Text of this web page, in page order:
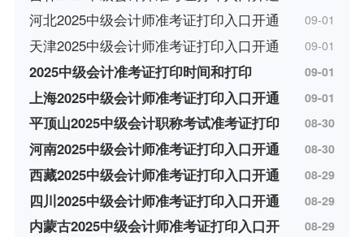
河北2025中级会计师准考证打印入口开通 09-01
天津2025中级会计师准考证打印入口开通 09-01
2025中级会计准考证打印时间和打印 09-01
上海2025中级会计师准考证打印入口开通 09-01
平顶山2025中级会计职称考试准考证打印 08-30
河南2025中级会计师准考证打印入口开通 08-30
西藏2025中级会计师准考证打印入口开通 08-29
四川2025中级会计师准考证打印入口开通 08-29
内蒙古2025中级会计师准考证打印入口开 08-29